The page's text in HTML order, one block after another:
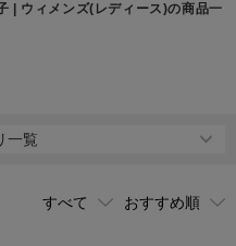
| ウィメンズ(レディース)の商品一
一覧